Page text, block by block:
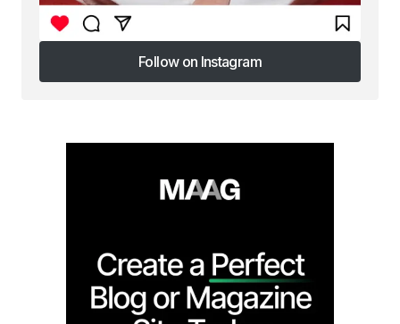
Follow on Instagram
Follow on Instagram